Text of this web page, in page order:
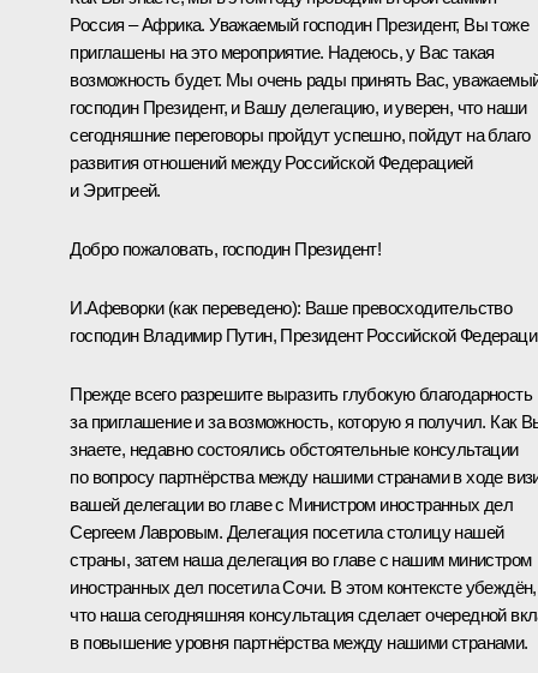
Россия – Африка. Уважаемый господин Президент, Вы тоже
приглашены на это мероприятие. Надеюсь, у Вас такая
возможность будет. Мы очень рады принять Вас,
господин Президент, и Вашу делегацию, и уверен, что наши
сегодняшние переговоры пройдут успешно, пойдут на благо
развития отношений между Российской Федерацией
и Эритреей.
Добро пожаловать, господин Президент!
И.Афеворки (как переведено): Ваше превосходительство
господин Владимир Путин, Президент Российской
Прежде всего разрешите выразить глубокую благодарность
за приглашение и за возможность, которую я получил. Как
знаете, недавно состоялись обстоятельные консультации
по вопросу партнёрства между нашими странами в ходе
вашей делегации во главе с Министром иностранных дел
Сергеем Лавровым. Делегация посетила столицу нашей
страны, затем наша делегация во главе с нашим министром
иностранных дел посетила Сочи. В этом контексте убеждён,
что наша сегодняшняя консультация сделает очередной
в повышение уровня партнёрства между нашими странами.